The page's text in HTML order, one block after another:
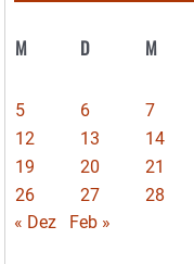
M D M
5
6 7
12
13 14
19
20 21
26
27 28
« Dez
Feb »